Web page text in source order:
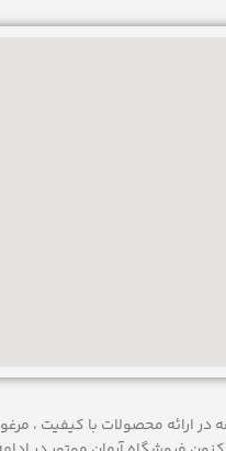
با بیش از 18 سال سابقه در ارائه محصولات با